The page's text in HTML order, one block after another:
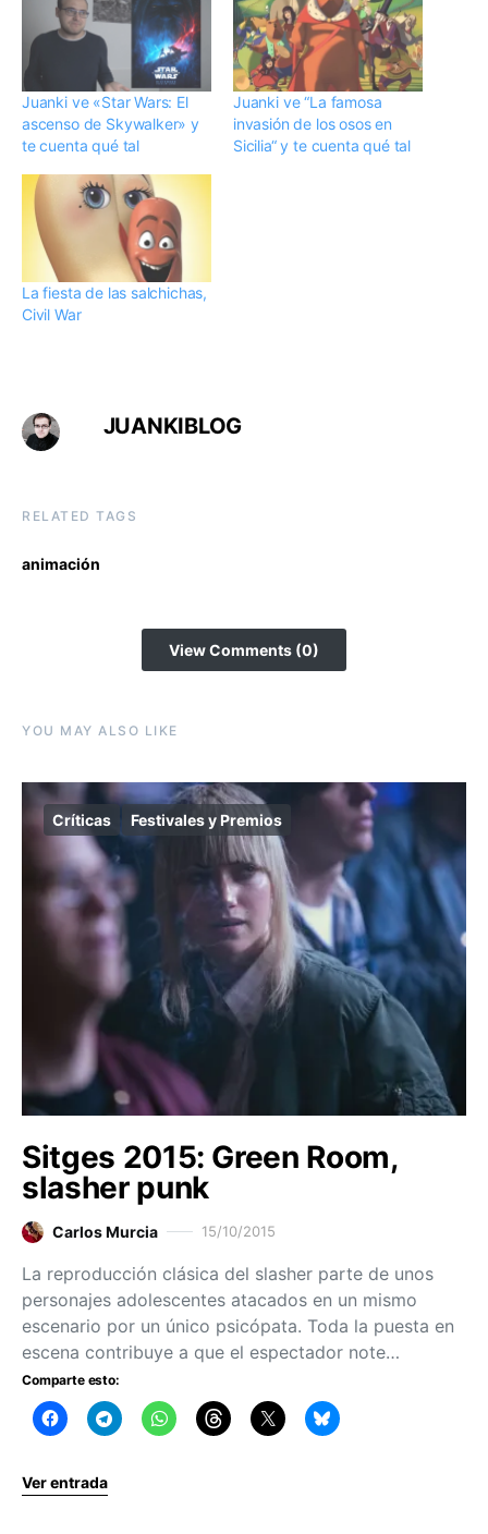
Juanki ve «Star Wars: El
ascenso de Skywalker» y
te cuenta qué tal
Juanki ve “La famosa
invasión de los osos en
Sicilia“ y te cuenta qué tal
La fiesta de las salchichas,
Civil War
JUANKIBLOG
RELATED TAGS
animación
View Comments (0)
YOU MAY ALSO LIKE
Críticas Festivales y Premios
Sitges 2015: Green Room,
slasher punk
Carlos Murcia 15/10/2015
La reproducción clásica del slasher parte de unos
personajes adolescentes atacados en un mismo
escenario por un único psicópata. Toda la puesta en
escena contribuye a que el espectador note…
Comparte esto:
Ver entrada